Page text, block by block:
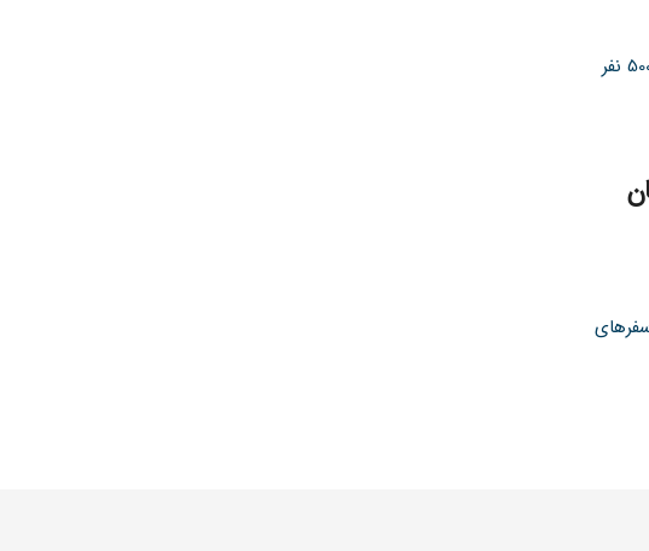
تین نیوز مدیرکل بنادر و دریانوردی هرمزگان گفت: بیش از سه هزار و 500 نفر